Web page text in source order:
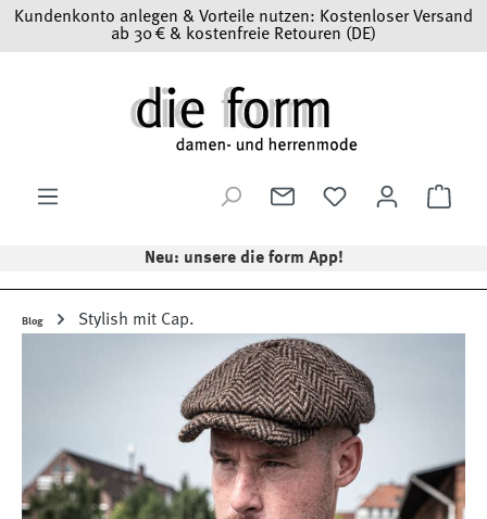
Zum Hauptinhalt springen
Kundenkonto anlegen & Vorteile nutzen: Kostenloser Versand
ab 30 € & kostenfreie Retouren (DE)
Neu: unsere die form App!
Blog Stylish mit Cap.